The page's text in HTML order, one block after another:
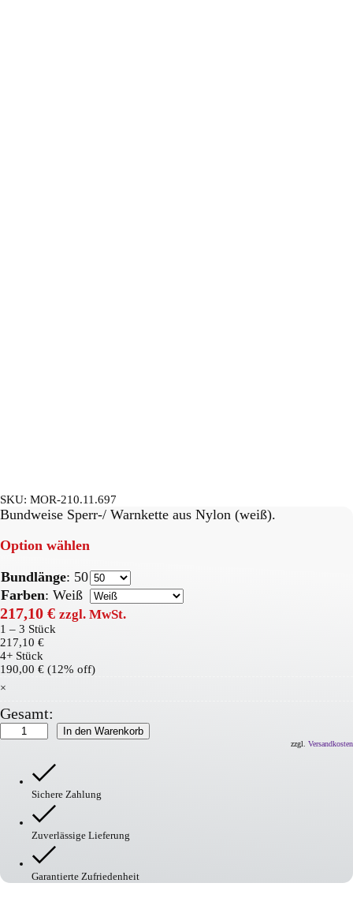
SKU: MOR-210.11.697
Bundweise Sperr-/ Warnkette aus Nylon (weiß).
Option wählen
Bundlänge: 50
Farben: Weiß
217,10 € zzgl. MwSt.
1 – 3 Stück
217,10 €
4+ Stück
190,00 € (12% off)
×
Gesamt:
MNK-
Güte
In den Warenkorb
zzgl. Versandkosten
Sichere Zahlung
Zuverlässige Lieferung
Garantierte Zufriedenheit